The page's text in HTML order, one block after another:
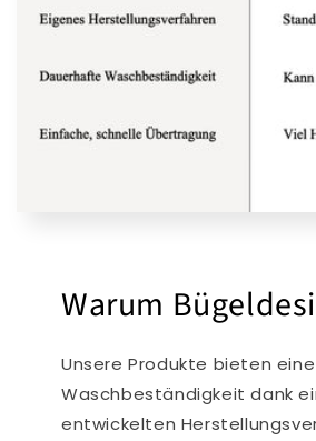
Warum
Unsere Produkte bieten
Waschbeständigkeit dank
entwickelten